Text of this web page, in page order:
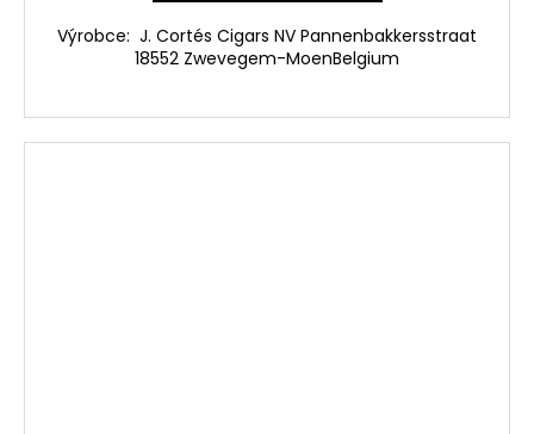
Výrobce: J. Cortés Cigars NV Pannenbakkersstraat
18552 Zwevegem-MoenBelgium